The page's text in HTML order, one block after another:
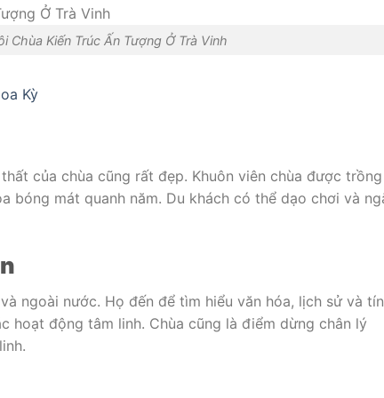
Chùa Kiến Trúc Ấn Tượng Ở Trà Vinh
Kỳ
của chùa cũng rất đẹp. Khuôn viên chùa được trồng
bóng mát quanh năm. Du khách có thể dạo chơi và
ngoài nước. Họ đến để tìm hiểu văn hóa, lịch sử và tín
hoạt động tâm linh. Chùa cũng là điểm dừng chân lý